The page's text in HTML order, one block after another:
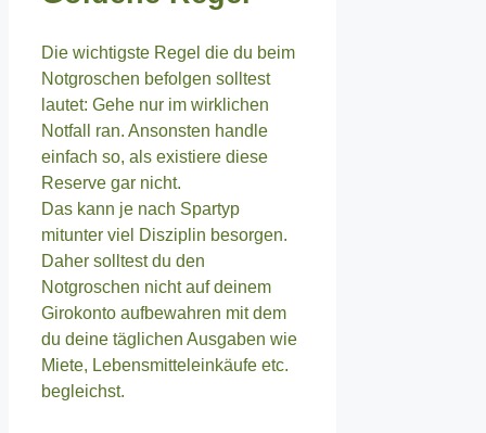
Die wichtigste Regel die du beim
Notgroschen befolgen solltest
lautet: Gehe nur im wirklichen
Notfall ran. Ansonsten handle
einfach so, als existiere diese
Reserve gar nicht.
Das kann je nach Spartyp
mitunter viel Disziplin besorgen.
Daher solltest du den
Notgroschen nicht auf deinem
Girokonto aufbewahren mit dem
du deine täglichen Ausgaben wie
Miete, Lebensmitteleinkäufe etc.
begleichst.